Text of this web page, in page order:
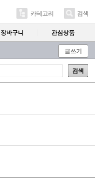
카테고리 검색
장바구니 관심상품
글쓰기
검색